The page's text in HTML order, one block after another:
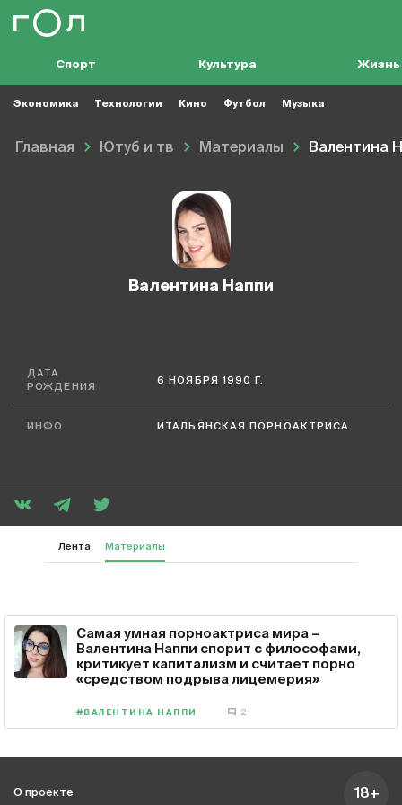
Спорт Культура Жизнь
Экономика Технологии Кино Футбол Музыка
Главная Ютуб и тв Материалы Валентина
Валентина Наппи
ДАТА
РОЖДЕНИЯ
6 НОЯБРЯ 1990 Г.
ИНФО ИТАЛЬЯНСКАЯ ПОРНОАКТРИСА
Лента Материалы
Самая умная порноактриса мира –
Валентина Наппи спорит с философами,
критикует капитализм и считает порно
«средством подрыва лицемерия»
#ВАЛЕНТИНА НАППИ 2
О проекте 18+